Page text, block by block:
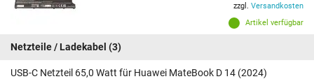
Artikel verfügbar
zzgl. Versandkosten
Netzteile / Ladekabel (3)
USB-C Netzteil 65,0 Watt für Huawei MateBook D 14 (2024)